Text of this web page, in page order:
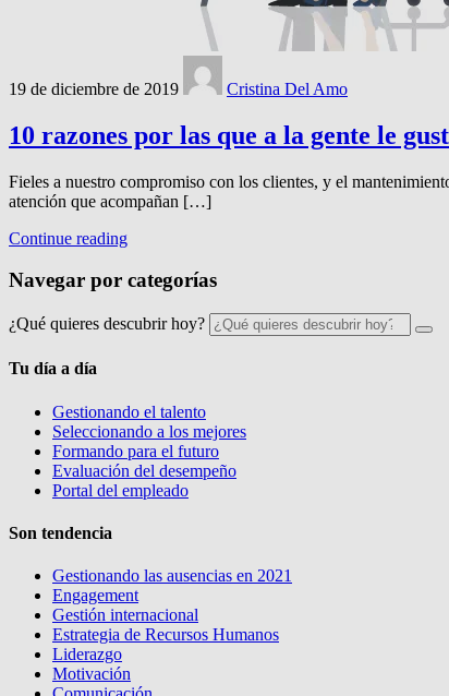
19 de diciembre de 2019 Cristina Del Amo
10 razones por las que a la gente le
Fieles a nuestro compromiso con los clientes, y el
atención que acompañan […]
Continue reading
Navegar por categorías
¿Qué quieres descubrir hoy?
Tu día a día
Gestionando el talento
Seleccionando a los mejores
Formando para el futuro
Evaluación del desempeño
Portal del empleado
Son tendencia
Gestionando las ausencias en 2021
Engagement
Gestión internacional
Estrategia de Recursos Humanos
Liderazgo
Motivación